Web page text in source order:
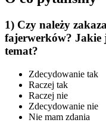
1) Czy należy
fajerwerków? Jakie
temat?
Zdecydowanie tak
Raczej tak
Raczej nie
Zdecydowanie nie
Nie mam zdania